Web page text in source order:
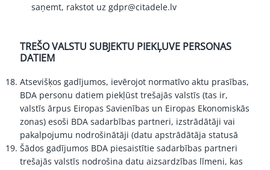
saņemt, rakstot uz gdpr@citadele.lv
TREŠO VALSTU SUBJEKTU PIEKĻUVE PERSONAS
DATIEM
Atsevišķos gadījumos, ievērojot normatīvo aktu prasības,
BDA personu datiem piekļūst trešajās valstīs (tas ir,
valstīs ārpus Eiropas Savienības un Eiropas Ekonomiskās
zonas) esoši BDA sadarbības partneri, izstrādātāji vai
pakalpojumu nodrošinātāji (datu apstrādātāja statusā
Šādos gadījumos BDA piesaistītie sadarbības partneri
trešajās valstīs nodrošina datu aizsardzības līmeni, kas